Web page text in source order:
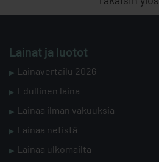
Lainat ja luotot
Lainavertailu 2026
Edullinen laina
Lainaa ilman vakuuksia
Lainaa netistä
Lainaa ulkomailta